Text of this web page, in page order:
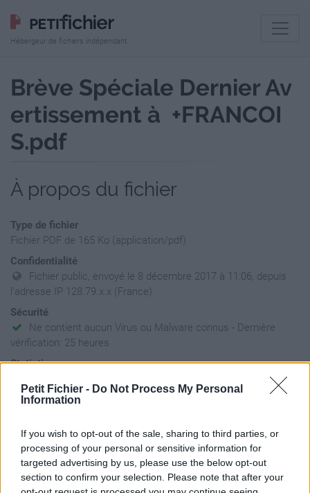
Petit Fichier - Do Not Process My Personal
Information
If you wish to opt-out of the sale, sharing to third parties, or
processing of your personal or sensitive information for
targeted advertising by us, please use the below opt-out
section to confirm your selection. Please note that after your
Hébergeur de fichiers indépendant
Brève Spéciale Dernier Av
ertissement à +FRANCOI
S.pdf
À propos du fichier
Type de fichier
Fichier PDF de 165 Ko (application/pdf)
Confidentialité
Fichier public, envoyé le 8 décembre 2017 à 11:06, depuis
l'adresse IP 128.79.x.x (France)
Sécurité
Ne contient aucun Virus ou Malware connus - Dernière
vérification: 25 heures
Statistiques
La présente page de téléchargement a été vue 685 fois depuis
l'envoi du fichier
https://www.petit-fichier.fr/2017/12/08/breve-speciale-dernier-
avertissement-a-francois/
Copier